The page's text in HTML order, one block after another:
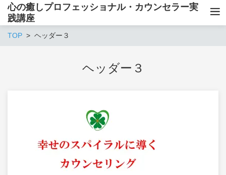
心の癒しプロフェッショナル・カウンセラー実
践講座
TOP ヘッダー３
ヘッダー３